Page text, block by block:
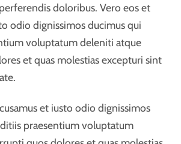
doloribus. Vero eos et
odio dignissimos ducimus qui
voluptatum deleniti atque
et quas molestias excepturi sint
et iusto odio dignissimos
praesentium voluptatum